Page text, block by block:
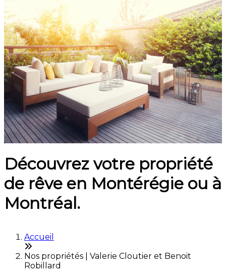
Découvrez votre propriété
de rêve en Montérégie ou à
Montréal.
Accueil
Nos propriétés | Valerie Cloutier et Benoit
Robillard